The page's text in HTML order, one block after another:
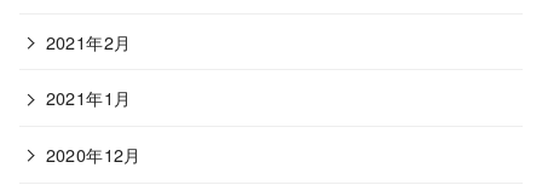
2021年2月
2021年1月
2020年12月